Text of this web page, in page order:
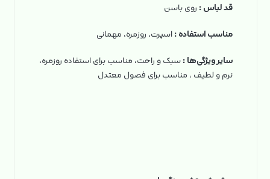
قد لباس : روی باسن
مناسب استفاده :اسپرت، روزمره، مهمانی
سایر ویژگی‌ها :سبک و راحت، مناسب برای استفاده روزمره،
نرم و لطیف ، مناسب برای فصول معتدل